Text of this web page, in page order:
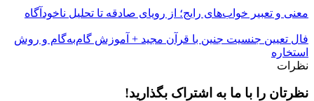
معنی و تعبیر خواب‌های رایج؛ از رویای صادقه تا تحلیل ناخودآگاه
فال تعیین جنسیت جنین با قرآن مجید + آموزش گام‌به‌گام و روش
استخاره
نظرات
نظرتان را با ما به اشتراک بگذارید!